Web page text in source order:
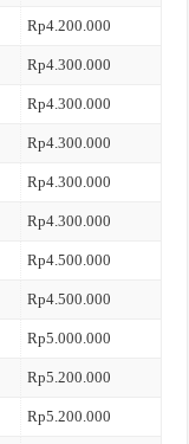
Rp4.200.000
Rp4.300.000
Rp4.300.000
Rp4.300.000
Rp4.300.000
Rp4.300.000
Rp4.500.000
Rp4.500.000
Rp5.000.000
Rp5.200.000
Rp5.200.000